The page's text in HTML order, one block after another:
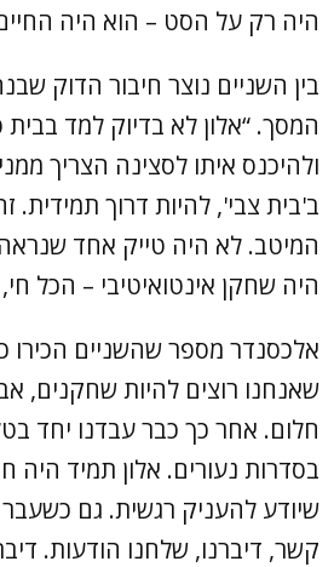
היה רק על הסט – הוא היה
בין השניים נוצר חיבור הדוק
המסך. “אלון לא בדיוק למד
ולהיכנס איתו לסצינה הצריך
ב'בית צבי', להיות דרוך תמידית.
המיטב. לא היה טייק אחד
היה שחקן אינטואיטיבי – הכל
אלכסנדר מספר שהשניים הכירו
שאנחנו רוצים להיות שחקנים,
חלום. אחר כך כבר עבדנו יחד
בסדרות נעורים. אלון תמיד היה
שיודע להעניק רגשית. גם
קשר, דיברנו, שלחנו הודעות.